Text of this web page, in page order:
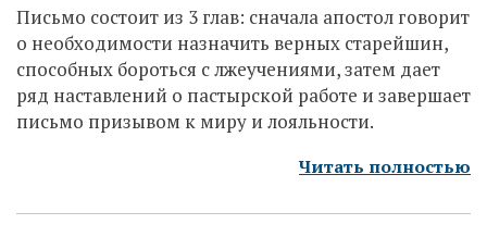
Письмо состоит из 3 глав: сначала апостол говорит
о необходимости назначить верных старейшин,
способных бороться с лжеучениями, затем дает
ряд наставлений о пастырской работе и завершает
письмо призывом к миру и лояльности.
Читать полностью